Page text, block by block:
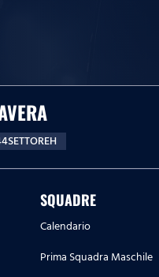
SQUADRE
Calendario
Prima Squadra Maschile